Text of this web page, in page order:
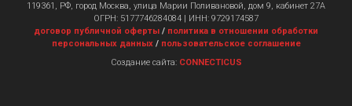
119361, РФ, город Москва, улица Марии Поливановой, дом 9, кабинет 27А
ОГРН: 5177746284084 | ИНН: 9729174587
договор публичной оферты / политика в отношении обработки
персональных данных/ пользовательское соглашение
Создание сайта: CONNECTICUS